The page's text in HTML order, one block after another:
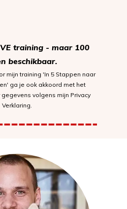
training - maar 100
beschikbaar.
mijn training 'In 5 Stappen naar
ga je ook akkoord met het
volgens mijn Privacy
Verklaring.